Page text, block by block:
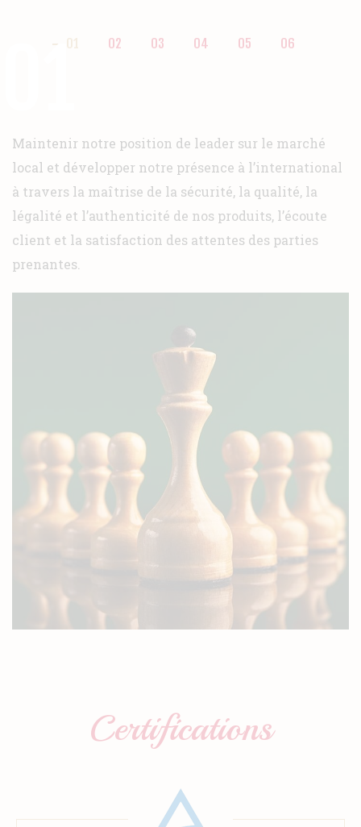
01 02 03 04 05 06
01
Maintenir notre position de leader sur le marché
local et développer notre présence à l’international
à travers la maîtrise de la sécurité, la qualité, la
légalité et l’authenticité de nos produits, l’écoute
client et la satisfaction des attentes des parties
prenantes.
Certifications